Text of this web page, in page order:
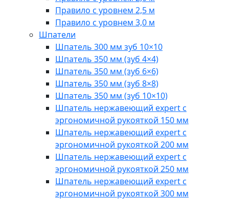
Правило с уровнем 2,5 м
Правило с уровнем 3,0 м
Шпатели
Шпатель 300 мм зуб 10×10
Шпатель 350 мм (зуб 4×4)
Шпатель 350 мм (зуб 6×6)
Шпатель 350 мм (зуб 8×8)
Шпатель 350 мм (зуб 10×10)
Шпатель нержавеющий expert с
эргономичной рукояткой 150 мм
Шпатель нержавеющий expert с
эргономичной рукояткой 200 мм
Шпатель нержавеющий expert с
эргономичной рукояткой 250 мм
Шпатель нержавеющий expert с
эргономичной рукояткой 300 мм